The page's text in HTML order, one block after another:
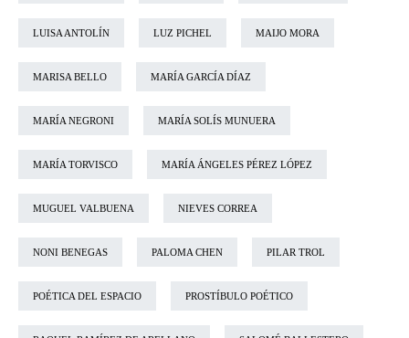
LUISA ANTOLÍN LUZ PICHEL MAIJO MORA
MARISA BELLO MARÍA GARCÍA DÍAZ
MARÍA NEGRONI MARÍA SOLÍS MUNUERA
MARÍA TORVISCO MARÍA ÁNGELES PÉREZ LÓPEZ
MUGUEL VALBUENA NIEVES CORREA
NONI BENEGAS PALOMA CHEN PILAR TROL
POÉTICA DEL ESPACIO PROSTÍBULO POÉTICO